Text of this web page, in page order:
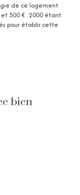
de ce logement
500 € . 2000 étant
pour établir cette
bien